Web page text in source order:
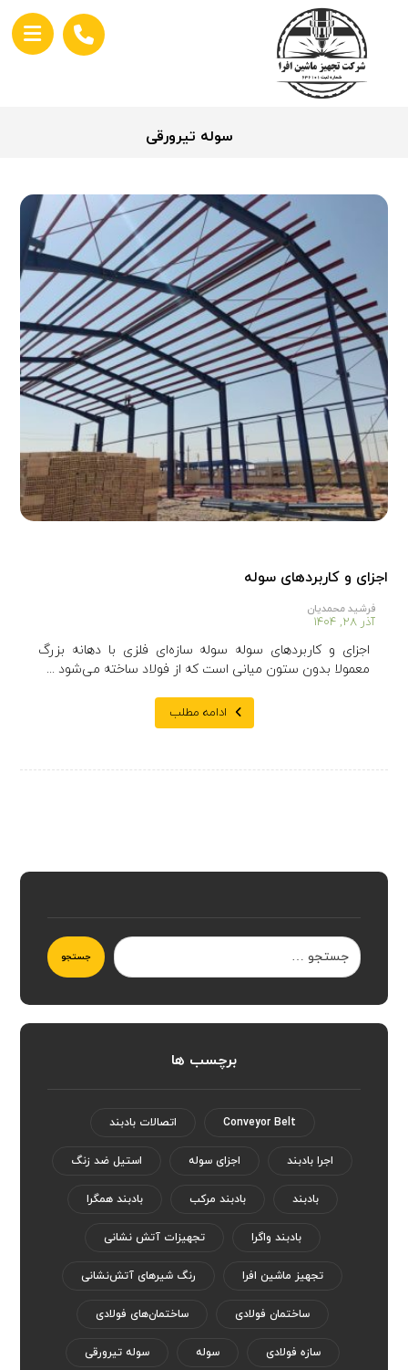
سوله تیرورقی
اجزای و کاربردهای سوله
فرشید محمدیان
آذر ۲۸, ۱۴۰۴
اجزای و کاربردهای سوله سوله سازه‌ای فلزی با دهانه بزرگ
معمولا بدون ستون میانی است که از فولاد ساخته می‌شود ...
ادامه مطلب
جستجو
برچسب ها
Conveyor Belt اتصالات بادبند
اجرا بادبند اجزای سوله استیل ضد زنگ
بادبند بادبند مرکب بادبند همگرا
بادبند واگرا تجهیزات آتش نشانی
تجهیز ماشین افرا رنگ‌ شیر‌های آتش‌نشانی
ساختمان فولادی ساختمان‌های فولادی
سازه فولادی سوله سوله تیرورقی